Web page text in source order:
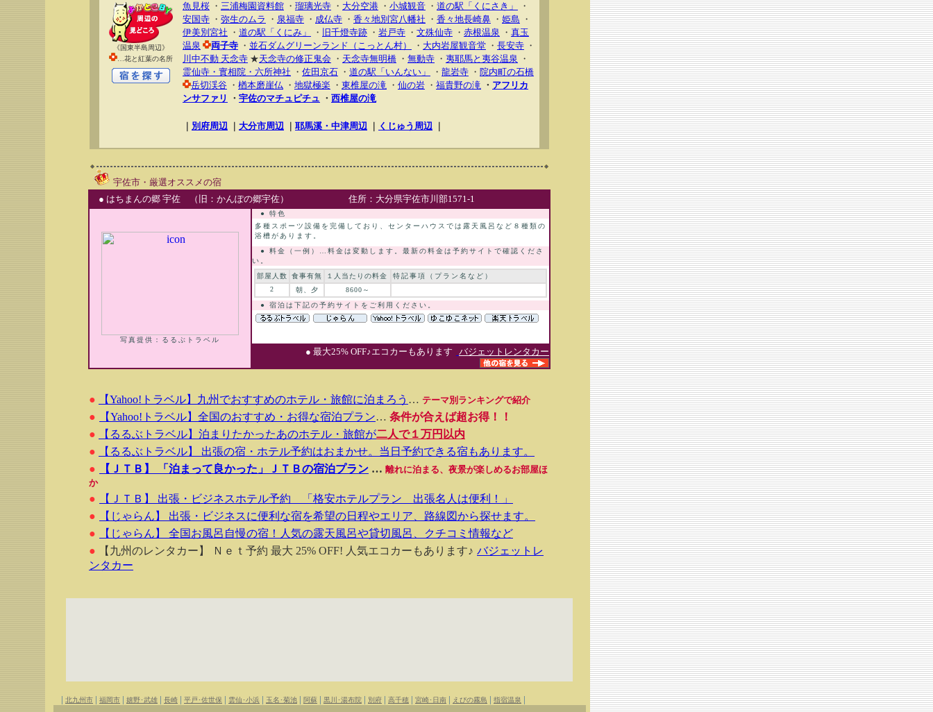
《国東半島周辺》
…花と紅葉の名所
魚見桜 ・ 三浦梅園資料館 ・ 瑠璃光寺 ・ 大分空港 ・ 小城観音 ・ 道の駅「くにさき」
・
安国寺 ・ 弥生のムラ ・ 泉福寺 ・ 成仏寺 ・ 香々地別宮八幡社 ・ 香々地長崎鼻 ・ 姫島 ・
伊美別宮社 ・ 道の駅「くにみ」 ・ 旧千燈寺跡 ・ 岩戸寺 ・ 文殊仙寺 ・ 赤根温泉 ・ 真玉
温泉
両子寺 ・ 並石ダムグリーンランド（こっとん村） ・ 大内岩屋観音堂 ・ 長安寺 ・
川中不動 天念寺 ★天念寺の修正鬼会 ・ 天念寺無明橋 ・ 無動寺 ・ 夷耶馬と夷谷温泉 ・
霊仙寺・實相院・六所神社 ・ 佐田京石 ・ 道の駅「いんない」 ・ 龍岩寺 ・ 院内町の石橋
岳切渓谷 ・ 楢本磨崖仏 ・ 地獄極楽 ・ 東椎屋の滝 ・ 仙の岩 ・ 福貴野の滝 ・ アフリカ
ンサファリ
・ 宇佐のマチュピチュ ・ 西椎屋の滝
別府周辺 大分市周辺 耶馬溪・中津周辺 くじゅう周辺
宇佐市・厳選オススメの宿
● はちまんの郷 宇佐 （旧：かんぽの郷宇佐）
住所：大分県宇佐市川部1571-1
写真提供：るるぶトラベル
● 特色
多種スポーツ設備を完備しており、センターハウスでは露天風呂など８種類の
浴槽があります。
● 料金（一例）…料金は変動します。最新の料金は予約サイトで確認くださ
い。
部屋人数
食事有無 １人当たりの料金
特記事項（プラン名など）
2
朝、夕
8600～
● 宿泊は下記の予約サイトをご利用ください。
● 最大25% OFF♪エコカーもあります バジェットレンタカー
● 【Yahoo!トラベル】九州でおすすめのホテル・旅館に泊まろう … テーマ別ランキングで紹介
● 【Yahoo!トラベル】全国のおすすめ・お得な宿泊プラン… 条件が合えば超お得！！
●
【るるぶトラベル】泊まりたかったあのホテル・旅館が二人で１万円以内
●
【るるぶトラベル】 出張の宿・ホテル予約はおまかせ。当日予約できる宿もあります。
●
【ＪＴＢ】 「泊まって良かった」ＪＴＢの宿泊プラン … 離れに泊まる、夜景が楽しめるお部屋ほ
か
●
【ＪＴＢ】 出張・ビジネスホテル予約 「格安ホテルプラン 出張名人は便利！」
●
【じゃらん】 出張・ビジネスに便利な宿を希望の日程やエリア、路線図から探せます。
●
【じゃらん】 全国お風呂自慢の宿！人気の露天風呂や貸切風呂、クチコミ情報など
● 【九州のレンタカー】 Ｎｅｔ予約 最大 25% OFF! 人気エコカーもあります♪ バジェットレ
ンタカー
| 北九州市 | 福岡市 | 嬉野･武雄 | 長崎 | 平戸･佐世保 | 雲仙･小浜 | 玉名･菊池 | 阿蘇 | 黒川･湯布院 | 別府 | 高千穂 | 宮崎･日南 | えびの霧島 | 指宿温泉 |